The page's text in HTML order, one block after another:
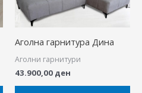
Аголна гарнитура Дина
Аголни гарнитури
43.900,00 ден